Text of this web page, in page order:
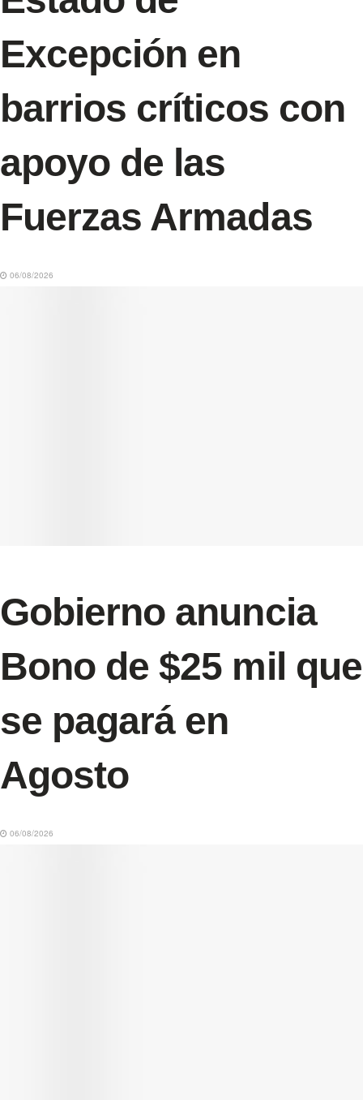
Excepción en
barrios críticos con
apoyo de las
Fuerzas Armadas
06/08/2026
Gobierno anuncia
Bono de $25 mil que
se pagará en
Agosto
06/08/2026